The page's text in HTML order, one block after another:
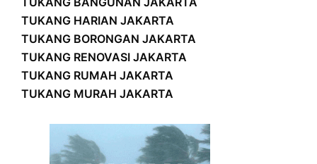
TUKANG HARIAN JAKARTA
TUKANG BORONGAN JAKARTA
TUKANG RENOVASI JAKARTA
TUKANG RUMAH JAKARTA
TUKANG MURAH JAKARTA